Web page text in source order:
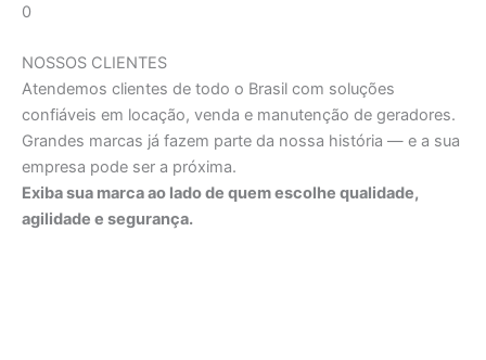
0
NOSSOS CLIENTES
Atendemos clientes de todo o Brasil com soluções
confiáveis em locação, venda e manutenção de geradores.
Grandes marcas já fazem parte da nossa história — e a sua
empresa pode ser a próxima.
Exiba sua marca ao lado de quem escolhe qualidade,
agilidade e segurança.